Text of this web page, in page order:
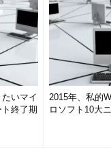
いマイ
終了期
2015年、私的
ロソフト10大